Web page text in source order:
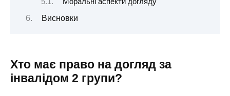
Висновки
Хто має право на догляд за
інвалідом 2 групи?